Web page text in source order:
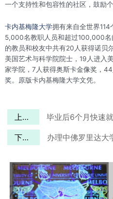
一个支持性和包容性的社区，鼓励
卡内基梅隆大学拥有来自全世界
5,000名教职人员和超过100,000
的教员和校友中共有20人获得诺贝
美国艺术与科学院院士，19人进入
家学院，7人获得奥斯卡金像奖，
奖。原版卡内基梅隆大学文凭。
上一篇
下一篇